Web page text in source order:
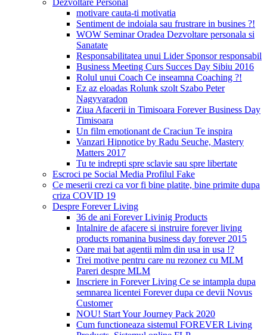
Dezvoltare Personal
motivare cauta-ti motivatia
Sentiment de indoiala sau frustrare in busines ?!
WOW Seminar Oradea Dezvoltare personala si
Sanatate
Responsabilitatea unui Lider Sponsor responsabil
Business Meeting Curs Succes Day Sibiu 2016
Rolul unui Coach Ce inseamna Coaching ?!
Ez az eloadas Rolunk szolt Szabo Peter
Nagyvaradon
Ziua Afacerii in Timisoara Forever Business Day
Timisoara
Un film emotionant de Craciun Te inspira
Vanzari Hipnotice by Radu Seuche, Mastery
Matters 2017
Tu te indrepti spre sclavie sau spre libertate
Escroci pe Social Media Profilul Fake
Ce meserii crezi ca vor fi bine platite, bine primite dupa
criza COVID 19
Despre Forever Living
36 de ani Forever Livinig Products
Intalnire de afacere si instruire forever living
products romanina business day forever 2015
Oare mai bat agentii mlm din usa in usa !?
Trei motive pentru care nu rezonez cu MLM
Pareri despre MLM
Inscriere in Forever Living Ce se intampla dupa
semnarea licentei Forever dupa ce devii Novus
Customer
NOU! Start Your Journey Pack 2020
Cum functioneaza sistemul FOREVER Living